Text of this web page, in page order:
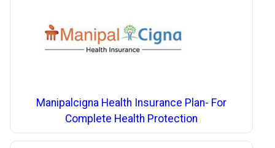
Manipalcigna Health Insurance Plan- For
Complete Health Protection